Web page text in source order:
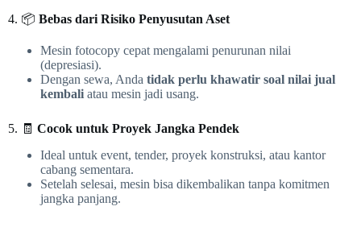
4. 📦 Bebas dari Risiko Penyusutan Aset
Mesin fotocopy cepat mengalami penurunan nilai
(depresiasi).
Dengan sewa, Anda tidak perlu khawatir soal nilai jual
kembali atau mesin jadi usang.
5. 🧾 Cocok untuk Proyek Jangka Pendek
Ideal untuk event, tender, proyek konstruksi, atau kantor
cabang sementara.
Setelah selesai, mesin bisa dikembalikan tanpa komitmen
jangka panjang.